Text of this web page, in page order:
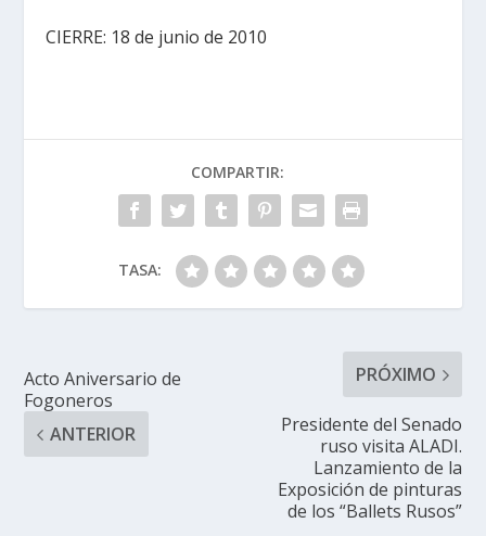
CIERRE: 18 de junio de 2010
COMPARTIR:
TASA:
Acto Aniversario de
Fogoneros
ANTERIOR
PRÓXIMO
Presidente del Senado
ruso visita ALADI.
Lanzamiento de la
Exposición de pinturas
de los “Ballets Rusos”